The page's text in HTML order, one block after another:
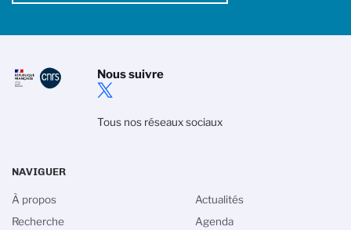
Nous suivre
Tous nos réseaux sociaux
NAVIGUER
À propos
Recherche
Actualités
Agenda